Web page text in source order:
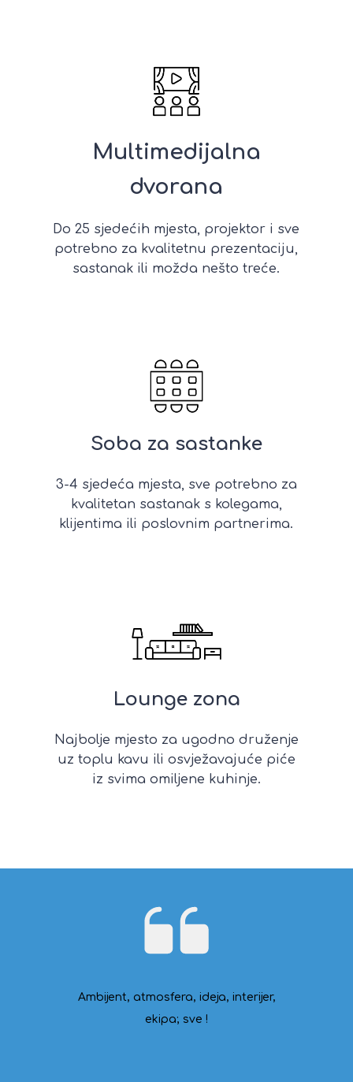
Multimedijalna
dvorana
Do 25 sjedećih mjesta, projektor i sve
potrebno za kvalitetnu prezentaciju,
sastanak ili možda nešto treće.
Soba za sastanke
3-4 sjedeća mjesta, sve potrebno za
kvalitetan sastanak s kolegama,
klijentima ili poslovnim partnerima.
Lounge zona
Najbolje mjesto za ugodno druženje
uz toplu kavu ili osvježavajuće piće
iz svima omiljene kuhinje.
Ambijent, atmosfera, ideja, interijer,
ekipa; sve !